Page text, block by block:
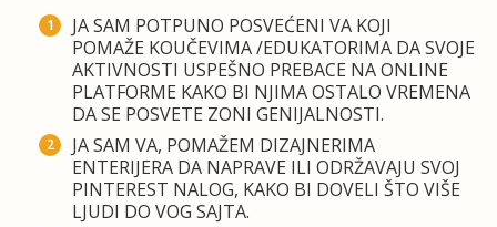
JA SAM POTPUNO POSVEĆENI VA KOJI
POMAŽE KOUČEVIMA /EDUKATORIMA DA SVOJE
AKTIVNOSTI USPEŠNO PREBACE NA ONLINE
PLATFORME KAKO BI NJIMA OSTALO VREMENA
DA SE POSVETE ZONI GENIJALNOSTI.
JA SAM VA, POMAŽEM DIZAJNERIMA
ENTERIJERA DA NAPRAVE ILI ODRŽAVAJU SVOJ
PINTEREST NALOG, KAKO BI DOVELI ŠTO VIŠE
LJUDI DO VOG SAJTA.